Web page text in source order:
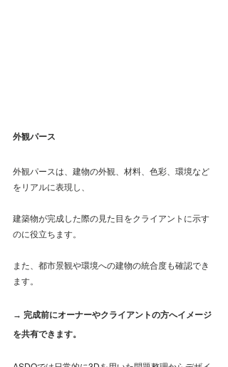
外観パース
外観パースは、建物の外観、材料、色彩、環境など
をリアルに表現し、
建築物が完成した際の見た目をクライアントに示す
のに役立ちます。
また、都市景観や環境への建物の統合度も確認でき
ます。
→ 完成前にオーナーやクライアントの方へイメージ
を共有できます。